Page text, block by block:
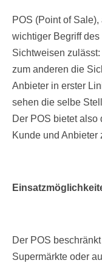
POS (Point of Sale),
wichtiger Begriff
Sichtweisen
zum anderen die
Anbieter in erster
sehen die selbe
Der POS bietet also
Kunde und Anbieter
Der POS
Supermärkte oder